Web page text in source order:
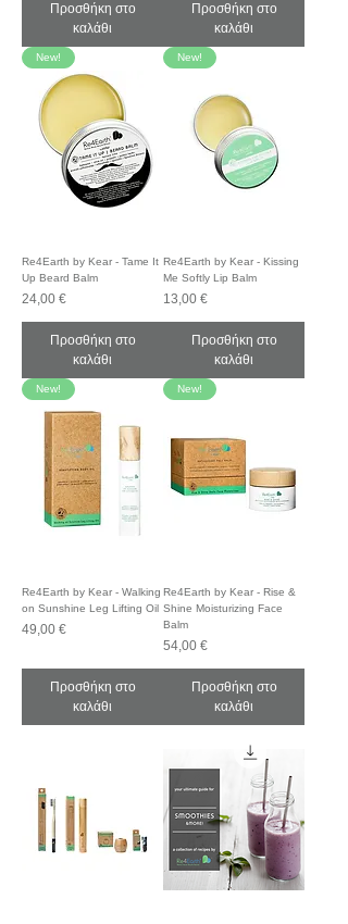
Προσθήκη στο
καλάθι
Προσθήκη στο
καλάθι
New!
Re4Earth by Kear - Tame It
Up Beard Balm
Τιμή
24,00 €
Προσθήκη στο
καλάθι
New!
Re4Earth by Kear - Kissing
Me Softly Lip Balm
Τιμή
13,00 €
Προσθήκη στο
καλάθι
New!
Re4Earth by Kear - Walking
on Sunshine Leg Lifting Oil
Τιμή
49,00 €
Προσθήκη στο
καλάθι
New!
Re4Earth by Kear - Rise &
Shine Moisturizing Face
Balm
Τιμή
54,00 €
Προσθήκη στο
καλάθι